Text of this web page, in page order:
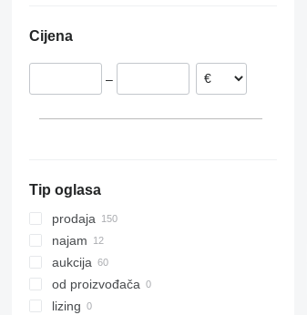
R70-80
RX 70-45
RX 70-50
Poljska
Rumunija
Cijena
–
Tip oglasa
prodaja
najam
aukcija
od proizvođača
lizing